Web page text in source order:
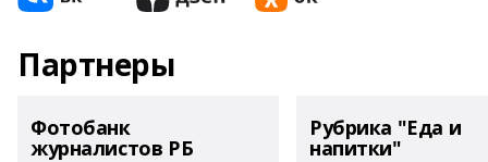
Партнеры
Фотобанк
журналистов РБ
Рубрика "Еда и
напитки"